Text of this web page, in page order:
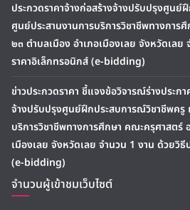
ประกวดราคาจ้างก่อสร้างจ้างปรับปรุงศูน
ศูนย์ประสานงานการบริการวิชาชีพทางการ
๒๓ ตำบลเมือง อำเภอเมืองเลย จังหวัดเลย
ราคาอิเล็กทรอนิกส์ (e-bidding)
ข่าวประกวดราคา ชี้แจงข้อวิจารณ์ร่างประกา
จ้างปรับปรุงศูนย์ฝึกประสบการณ์วิชาชีพครู
บริการวิชาชีพทางการศึกษา คณะครุศาสตร์
เมืองเลย จังหวัดเลย จำนวน 1 งาน ด้วยวิ
(e-bidding)
จำนวนผู้เข้าชมเว็บไซต์